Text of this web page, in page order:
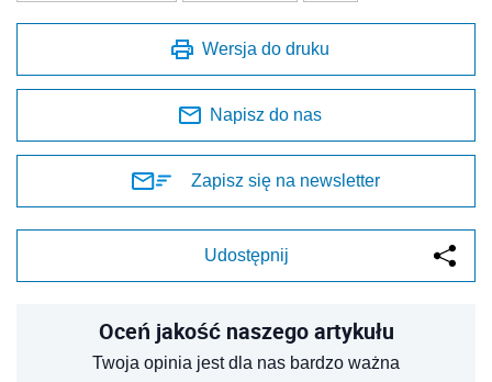
Wersja do druku
Napisz do nas
Zapisz się na newsletter
Udostępnij
Oceń jakość naszego artykułu
Twoja opinia jest dla nas bardzo ważna